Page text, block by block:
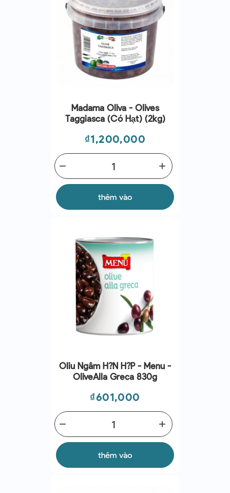
Madama Oliva - Olives
Taggiasca (có Hạt) (2kg)
Giá
₫1,200,000
add
remove
thêm vào
Oliu Ngâm H?n H?p - Menu -
OliveAlla Greca 830g
Giá
₫601,000
add
remove
thêm vào